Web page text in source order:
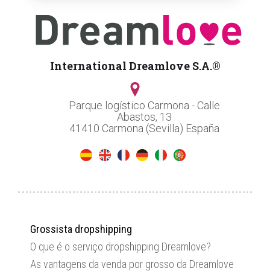
International Dreamlove S.A.®
Parque logístico Carmona - Calle
Abastos, 13
41410 Carmona (Sevilla) España
Grossista dropshipping
O que é o serviço dropshipping Dreamlove?
As vantagens da venda por grosso da Dreamlove